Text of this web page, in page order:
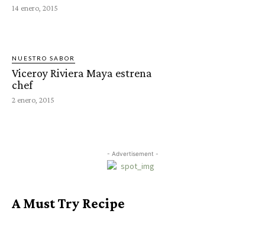
14 enero, 2015
NUESTRO SABOR
Viceroy Riviera Maya estrena
chef
2 enero, 2015
- Advertisement -
A Must Try Recipe